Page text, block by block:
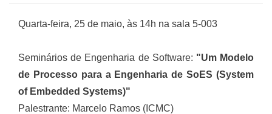
Quarta-feira, 25 de maio, às 14h na sala 5-003
Seminários de Engenharia de Software: "Um Modelo
de Processo para a Engenharia de SoES (System
of Embedded Systems)"
Palestrante: Marcelo Ramos (ICMC)